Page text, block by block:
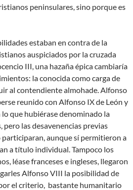
peninsulares, sino porque es
estaban en contra de la
auspiciados por la cruzada
III, una hazaña épica cambiaría
la conocida como carga de
al contendiente almohade. Alfonso
reunido con Alfonso IX de León y
que hubiérase denominado la
pero las desavenencias previas
aunque sí permitieron a
a título individual. Tampoco los
léase franceses e ingleses, llegaron
Alfonso VIII la posibilidad de
el criterio, bastante humanitario